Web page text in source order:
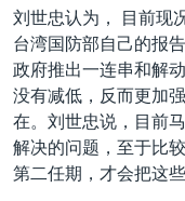
刘世忠认为， 目前现
台湾国防部自己的报
政府推出一连串和解
没有减低，反而更加
在。刘世忠说，目前
解决的问题，至于比
第二任期，才会把这